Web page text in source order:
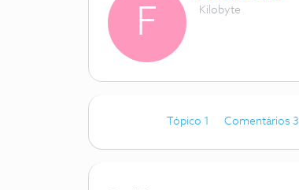
F Kilobyte
Tópico 1 Comentários 3